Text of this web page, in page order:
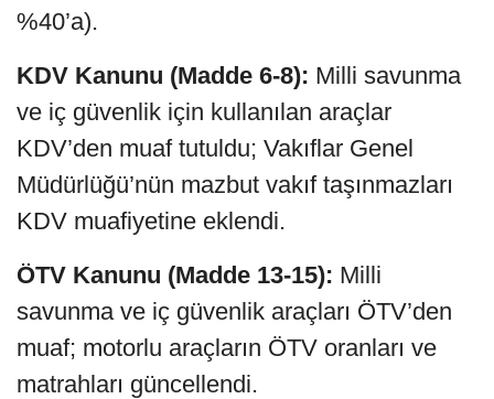
%40’a).
KDV Kanunu (Madde 6-8): Milli savunma
ve iç güvenlik için kullanılan araçlar
KDV’den muaf tutuldu; Vakıflar Genel
Müdürlüğü’nün mazbut vakıf taşınmazları
KDV muafiyetine eklendi.
ÖTV Kanunu (Madde 13-15): Milli
savunma ve iç güvenlik araçları ÖTV’den
muaf; motorlu araçların ÖTV oranları ve
matrahları güncellendi.